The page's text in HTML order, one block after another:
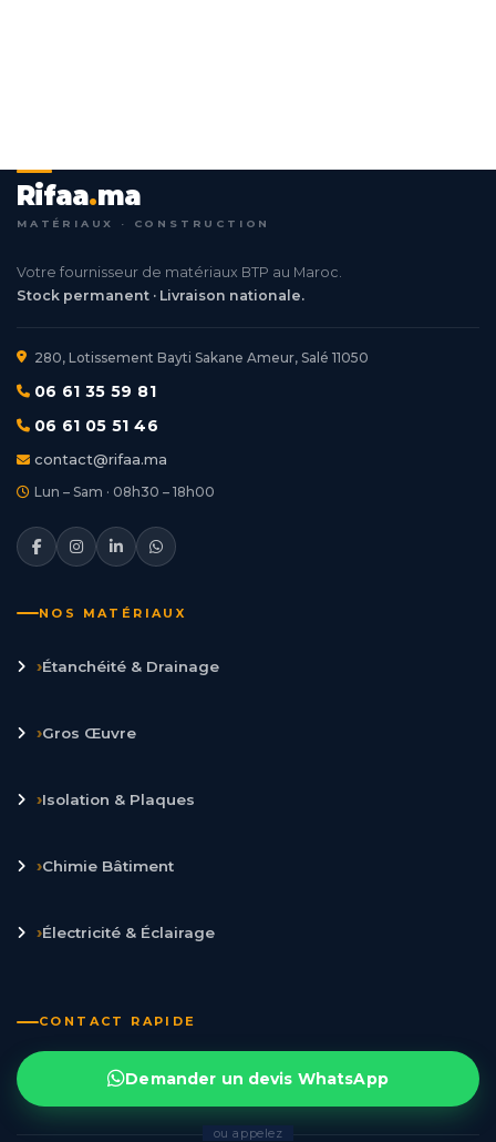
Rifaa.ma
MATÉRIAUX · CONSTRUCTION
Votre fournisseur de matériaux BTP au Maroc.
Stock permanent · Livraison nationale.
280, Lotissement Bayti Sakane Ameur, Salé 11050
06 61 35 59 81
06 61 05 51 46
contact@rifaa.ma
Lun – Sam · 08h30 – 18h00
NOS MATÉRIAUX
›Étanchéité & Drainage
›Gros Œuvre
›Isolation & Plaques
›Chimie Bâtiment
›Électricité & Éclairage
CONTACT RAPIDE
Demander un devis WhatsApp
ou appelez